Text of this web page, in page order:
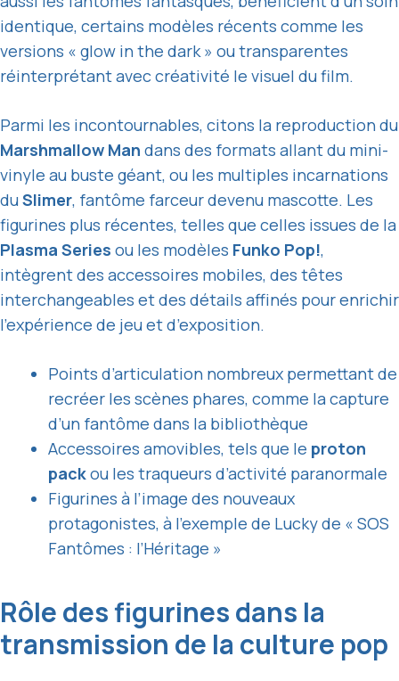
identique, certains modèles récents comme les
versions « glow in the dark » ou transparentes
réinterprétant avec créativité le visuel du film.
Parmi les incontournables, citons la reproduction du
Marshmallow Man dans des formats allant du mini-
vinyle au buste géant, ou les multiples incarnations
duSlimer, fantôme farceur devenu mascotte. Les
figurines plus récentes, telles que celles issues de la
Plasma Series ou les modèles Funko Pop!,
intègrent des accessoires mobiles, des têtes
interchangeables et des détails affinés pour enrichir
l’expérience de jeu et d’exposition.
Points d’articulation nombreux permettant de
recréer les scènes phares, comme la capture
d’un fantôme dans la bibliothèque
Accessoires amovibles, tels que le proton
packou les traqueurs d’activité paranormale
Figurines à l’image des nouveaux
protagonistes, à l’exemple de Lucky de « SOS
Fantômes : l’Héritage »
Rôle des figurines dans la
transmission de la culture pop